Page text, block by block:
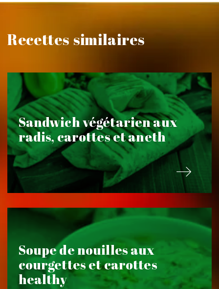
Recettes similaires
Sandwich végétarien aux
radis, carottes et aneth
Soupe de nouilles aux
courgettes et carottes
healthy